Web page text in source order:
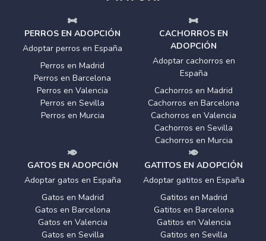
PERROS EN ADOPCIÓN
Adoptar perros en España
Perros en Madrid
Perros en Barcelona
Perros en Valencia
Perros en Sevilla
Perros en Murcia
CACHORROS EN
ADOPCIÓN
Adoptar cachorros en
España
Cachorros en Madrid
Cachorros en Barcelona
Cachorros en Valencia
Cachorros en Sevilla
Cachorros en Murcia
GATOS EN ADOPCIÓN
Adoptar gatos en España
Gatos en Madrid
Gatos en Barcelona
Gatos en Valencia
Gatos en Sevilla
GATITOS EN ADOPCIÓN
Adoptar gatitos en España
Gatitos en Madrid
Gatitos en Barcelona
Gatitos en Valencia
Gatitos en Sevilla